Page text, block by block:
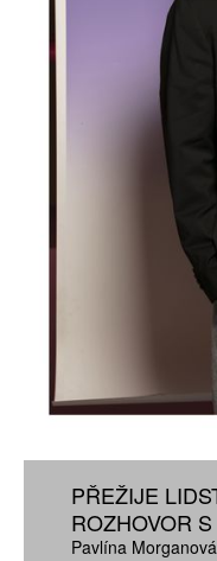
PŘEŽIJE
ROZHOVOR
Pavlína Morganová